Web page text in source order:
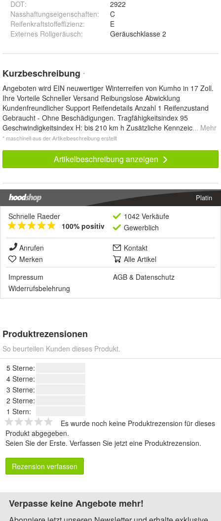
DOT:
2922
Nasshaftungseigenschaften:
C
Reifenkraftstoffeffizienz:
E
Externes Rollgeräusch: Geräuschklasse 2
Kurzbeschreibung *
Angeboten wird EIN neuwertiger Winterreifen von Kumho in 17 Zoll.
Ihre Vorteile Schneller Versand Reibungslose Abwicklung
Kundenfreundlicher Support Reifendetails Anzahl 1 Reifenzustand
Gebraucht - Ohne Beschädigungen. Tragfähigkeitsindex 95
Geschwindigkeitsindex H: bis 210 km h Zusätzliche Kennzeic... Mehr
* maschinell aus der Artikelbeschreibung erstellt
Artikelbeschreibung anzeigen
Platin
Schnelle Raeder
100% positiv
1042 Verkäufe
Gewerblich
Anrufen
Kontakt
Merken
Alle Artikel
Impressum
AGB & Datenschutz
Widerrufsbelehrung
Produktrezensionen
So beurteilen Kunden dieses Produkt.
5 Sterne:
4 Sterne:
3 Sterne:
2 Sterne:
1 Stern:
Es wurde noch keine Produktrezension für dieses
Produkt abgegeben.
Seien Sie der Erste. Verfassen Sie jetzt eine Produktrezension.
Rezension verfassen
Verpasse keine Angebote mehr!